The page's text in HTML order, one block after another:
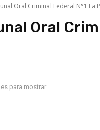
Oral Criminal Federal N°1 La
Oral
para mostrar